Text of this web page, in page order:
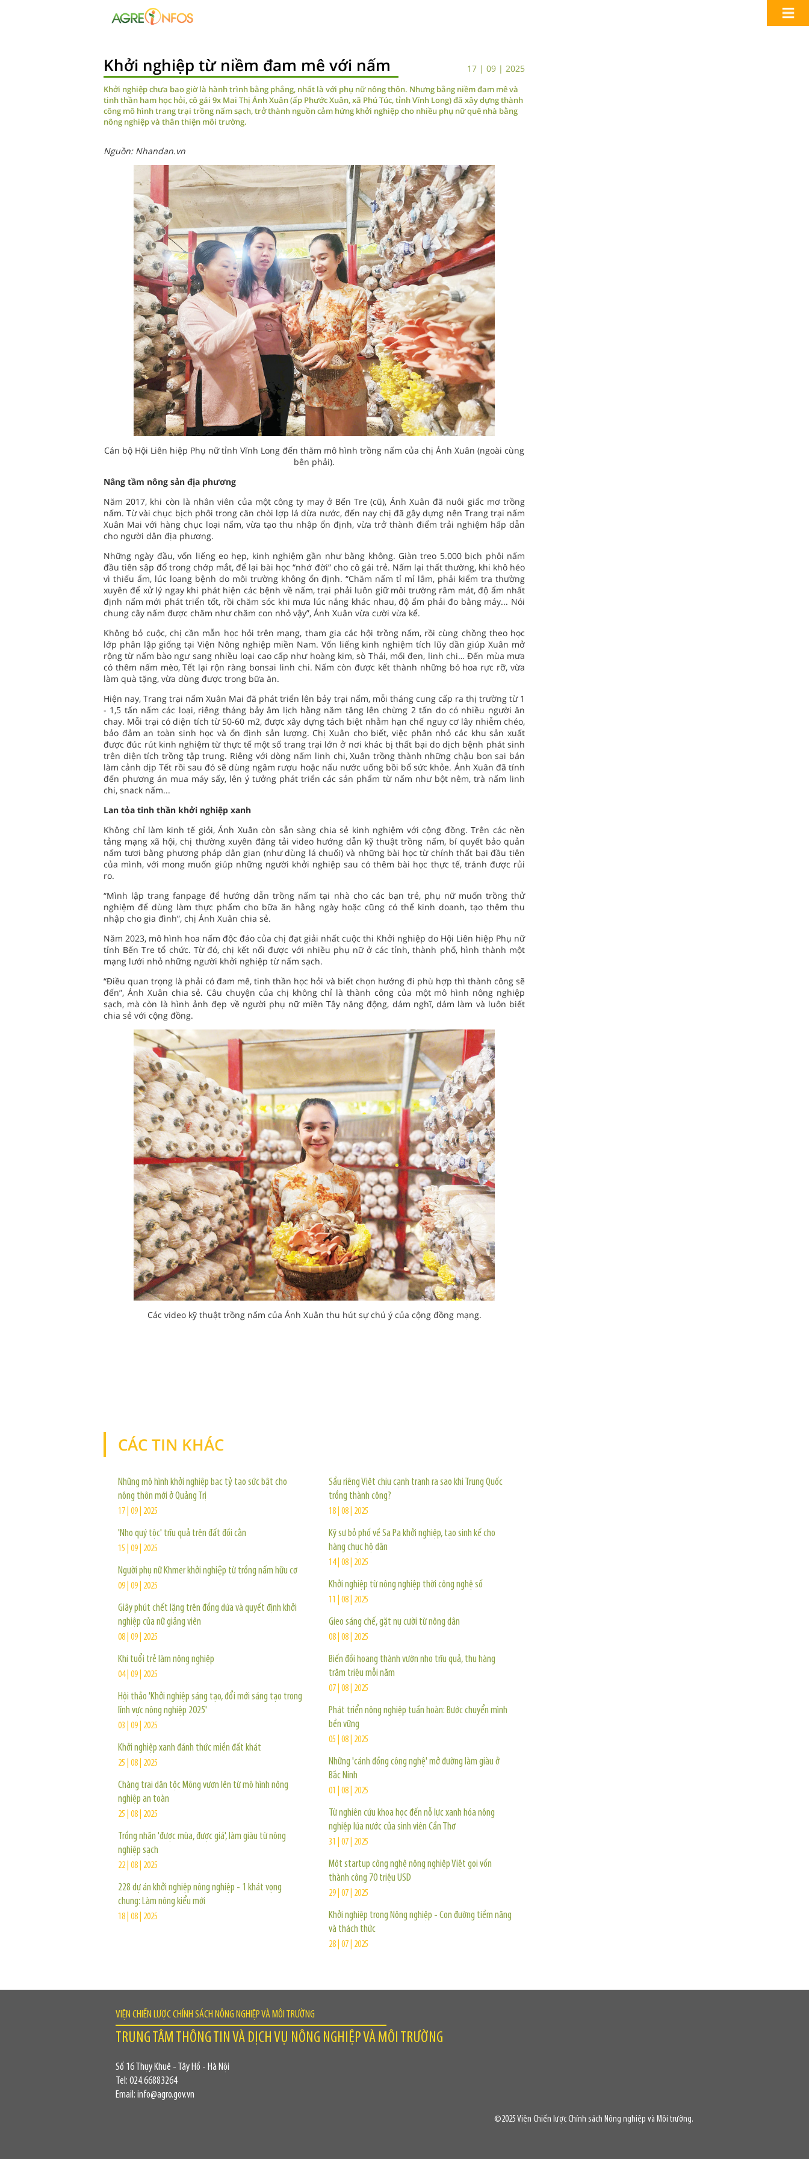
Khởi nghiệp từ niềm đam mê với nấm 17 | 09 | 2025
Khởi nghiệp chưa bao giờ là hành trình bằng phẳng, nhất là với phụ nữ nông thôn. Nhưng bằng niềm đam mê và
tinh thần ham học hỏi, cô gái 9x Mai Thị Ánh Xuân (ấp Phước Xuân, xã Phú Túc, tỉnh Vĩnh Long) đã xây dựng thành
công mô hình trang trại trồng nấm sạch, trở thành nguồn cảm hứng khởi nghiệp cho nhiều phụ nữ quê nhà bằng
nông nghiệp và thân thiện môi trường.
Nguồn: Nhandan.vn
Cán bộ Hội Liên hiệp Phụ nữ tỉnh Vĩnh Long đến thăm mô hình trồng nấm của chị Ánh Xuân (ngoài cùng
bên phải).
Nâng tầm nông sản địa phương
Năm 2017, khi còn là nhân viên của một công ty may ở Bến Tre (cũ), Ánh Xuân đã nuôi giấc mơ trồng
nấm. Từ vài chục bịch phôi trong căn chòi lợp lá dừa nước, đến nay chị đã gây dựng nên Trang trại nấm
Xuân Mai với hàng chục loại nấm, vừa tạo thu nhập ổn định, vừa trở thành điểm trải nghiệm hấp dẫn
cho người dân địa phương.
Những ngày đầu, vốn liếng eo hẹp, kinh nghiệm gần như bằng không. Giàn treo 5.000 bịch phôi nấm
đầu tiên sập đổ trong chớp mắt, để lại bài học “nhớ đời” cho cô gái trẻ. Nấm lại thất thường, khi khô héo
vì thiếu ẩm, lúc loang bệnh do môi trường không ổn định. “Chăm nấm tỉ mỉ lắm, phải kiểm tra thường
xuyên để xử lý ngay khi phát hiện các bệnh về nấm, trại phải luôn giữ môi trường râm mát, độ ẩm nhất
định nấm mới phát triển tốt, rồi chăm sóc khi mưa lúc nắng khác nhau, độ ẩm phải đo bằng máy... Nói
chung cây nấm được chăm như chăm con nhỏ vậy”, Ánh Xuân vừa cười vừa kể.
Không bỏ cuộc, chị cần mẫn học hỏi trên mạng, tham gia các hội trồng nấm, rồi cùng chồng theo học
lớp phân lập giống tại Viện Nông nghiệp miền Nam. Vốn liếng kinh nghiệm tích lũy dần giúp Xuân mở
rộng từ nấm bào ngư sang nhiều loại cao cấp như hoàng kim, sò Thái, mối đen, linh chi… Đến mùa mưa
có thêm nấm mèo, Tết lại rộn ràng bonsai linh chi. Nấm còn được kết thành những bó hoa rực rỡ, vừa
làm quà tặng, vừa dùng được trong bữa ăn.
Hiện nay, Trang trại nấm Xuân Mai đã phát triển lên bảy trại nấm, mỗi tháng cung cấp ra thị trường từ 1
- 1,5 tấn nấm các loại, riêng tháng bảy âm lịch hằng năm tăng lên chừng 2 tấn do có nhiều người ăn
chay. Mỗi trại có diện tích từ 50-60 m2, được xây dựng tách biệt nhằm hạn chế nguy cơ lây nhiễm chéo,
bảo đảm an toàn sinh học và ổn định sản lượng. Chị Xuân cho biết, việc phân nhỏ các khu sản xuất
được đúc rút kinh nghiệm từ thực tế một số trang trại lớn ở nơi khác bị thất bại do dịch bệnh phát sinh
trên diện tích trồng tập trung. Riêng với dòng nấm linh chi, Xuân trồng thành những chậu bon sai bán
làm cảnh dịp Tết rồi sau đó sẽ dùng ngâm rượu hoặc nấu nước uống bồi bổ sức khỏe. Ánh Xuân đã tính
đến phương án mua máy sấy, lên ý tưởng phát triển các sản phẩm từ nấm như bột nêm, trà nấm linh
chi, snack nấm...
Lan tỏa tinh thần khởi nghiệp xanh
Không chỉ làm kinh tế giỏi, Ánh Xuân còn sẵn sàng chia sẻ kinh nghiệm với cộng đồng. Trên các nền
tảng mạng xã hội, chị thường xuyên đăng tải video hướng dẫn kỹ thuật trồng nấm, bí quyết bảo quản
nấm tươi bằng phương pháp dân gian (như dùng lá chuối) và những bài học từ chính thất bại đầu tiên
của mình, với mong muốn giúp những người khởi nghiệp sau có thêm bài học thực tế, tránh được rủi
ro.
“Mình lập trang fanpage để hướng dẫn trồng nấm tại nhà cho các bạn trẻ, phụ nữ muốn trồng thử
nghiệm để dùng làm thực phẩm cho bữa ăn hằng ngày hoặc cũng có thể kinh doanh, tạo thêm thu
nhập cho gia đình”, chị Ánh Xuân chia sẻ.
Năm 2023, mô hình hoa nấm độc đáo của chị đạt giải nhất cuộc thi Khởi nghiệp do Hội Liên hiệp Phụ nữ
tỉnh Bến Tre tổ chức. Từ đó, chị kết nối được với nhiều phụ nữ ở các tỉnh, thành phố, hình thành một
mạng lưới nhỏ những người khởi nghiệp từ nấm sạch.
“Điều quan trọng là phải có đam mê, tinh thần học hỏi và biết chọn hướng đi phù hợp thì thành công sẽ
đến”, Ánh Xuân chia sẻ. Câu chuyện của chị không chỉ là thành công của một mô hình nông nghiệp
sạch, mà còn là hình ảnh đẹp về người phụ nữ miền Tây năng động, dám nghĩ, dám làm và luôn biết
chia sẻ với cộng đồng.
Các video kỹ thuật trồng nấm của Ánh Xuân thu hút sự chú ý của cộng đồng mạng.
CÁC TIN KHÁC
Những mô hình khởi nghiệp bạc tỷ tạo sức bật cho
nông thôn mới ở Quảng Trị
17 | 09 | 2025
'Nho quý tộc' trĩu quả trên đất đồi cằn
15 | 09 | 2025
Người phụ nữ Khmer khởi nghiệp từ trồng nấm hữu cơ
09 | 09 | 2025
Giây phút chết lặng trên đồng dứa và quyết định khởi
nghiệp của nữ giảng viên
08 | 09 | 2025
Khi tuổi trẻ làm nông nghiệp
04 | 09 | 2025
Hội thảo 'Khởi nghiệp sáng tạo, đổi mới sáng tạo trong
lĩnh vực nông nghiệp 2025'
03 | 09 | 2025
Khởi nghiệp xanh đánh thức miền đất khát
25 | 08 | 2025
Chàng trai dân tộc Mông vươn lên từ mô hình nông
nghiệp an toàn
25 | 08 | 2025
Trồng nhãn 'được mùa, được giá', làm giàu từ nông
nghiệp sạch
22 | 08 | 2025
228 dự án khởi nghiệp nông nghiệp - 1 khát vọng
chung: Làm nông kiểu mới
18 | 08 | 2025
Sầu riêng Việt chịu cạnh tranh ra sao khi Trung Quốc
trồng thành công?
18 | 08 | 2025
Kỹ sư bỏ phố về Sa Pa khởi nghiệp, tạo sinh kế cho
hàng chục hộ dân
14 | 08 | 2025
Khởi nghiệp từ nông nghiệp thời công nghệ số
11 | 08 | 2025
Gieo sáng chế, gặt nụ cười từ nông dân
08 | 08 | 2025
Biến đồi hoang thành vườn nho trĩu quả, thu hàng
trăm triệu mỗi năm
07 | 08 | 2025
Phát triển nông nghiệp tuần hoàn: Bước chuyển mình
bền vững
05 | 08 | 2025
Những 'cánh đồng công nghệ' mở đường làm giàu ở
Bắc Ninh
01 | 08 | 2025
Từ nghiên cứu khoa học đến nỗ lực xanh hóa nông
nghiệp lúa nước của sinh viên Cần Thơ
31 | 07 | 2025
Một startup công nghệ nông nghiệp Việt gọi vốn
thành công 70 triệu USD
29 | 07 | 2025
Khởi nghiệp trong Nông nghiệp - Con đường tiềm năng
và thách thức
28 | 07 | 2025
VIỆN CHIẾN LƯỢC CHÍNH SÁCH NÔNG NGHIỆP VÀ MÔI TRƯỜNG
TRUNG TÂM THÔNG TIN VÀ DỊCH VỤ NÔNG NGHIỆP VÀ MÔI TRƯỜNG
Số 16 Thụy Khuê - Tây Hồ - Hà Nội
Tel: 024.66883264
Email: info@agro.gov.vn
©2025 Viện Chiến lược Chính sách Nông nghiệp và Môi trường.